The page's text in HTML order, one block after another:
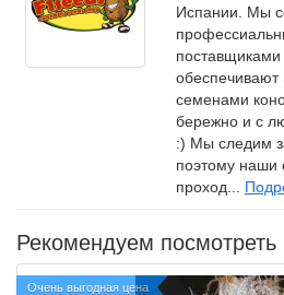
Испании. Мы
обеспечивают
семенами
бережно и с
:) Мы следим
поэтому наши
проход...
Рекомендуем посмотреть
Очень выгодная цена